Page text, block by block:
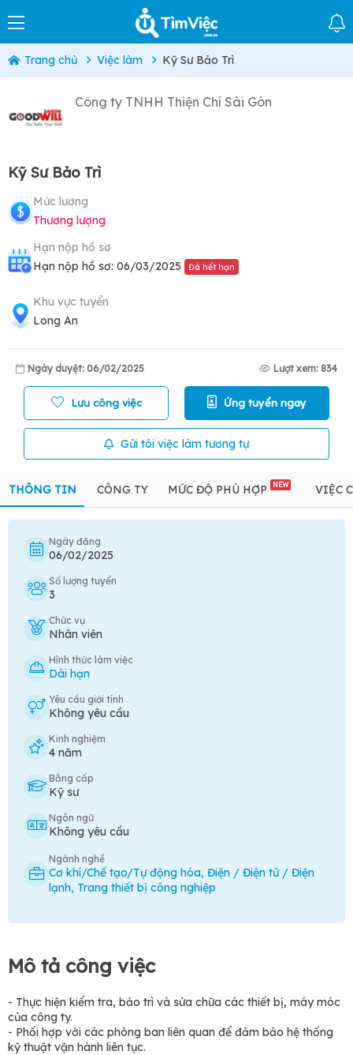
Trang chủ Việc làm Kỹ Sư Bảo Trì
Công ty TNHH Thiện Chí Sài Gòn
Kỹ Sư Bảo Trì
Mức lương
Thương lượng
Hạn nộp hồ sơ
Hạn nộp hồ sơ: 06/03/2025
Đã hết hạn
Khu vực tuyển
Long An
Ngày duyệt: 06/02/2025 Lượt xem: 834
Lưu công việc Ứng tuyển ngay
Gửi tôi việc làm tương tự
THÔNG TIN CÔNG TY MỨC ĐỘ PHÙ HỢP NEW VIỆC
Ngày đăng
06/02/2025
Số lượng tuyển
3
Chức vụ
Nhân viên
Hình thức làm việc
Dài hạn
Yêu cầu giới tính
Không yêu cầu
Kinh nghiệm
4 năm
Bằng cấp
Kỹ sư
Ngôn ngữ
Không yêu cầu
Ngành nghề
Cơ khí/Chế tạo/Tự động hóa, Điện / Điện tử / Điện
lạnh, Trang thiết bị công nghiệp
Mô tả công việc
- Thực hiện kiểm tra, bảo trì và sửa chữa các thiết bị, máy móc
của công ty.
- Phối hợp với các phòng ban liên quan để đảm bảo hệ thống
kỹ thuật vận hành liên tục.